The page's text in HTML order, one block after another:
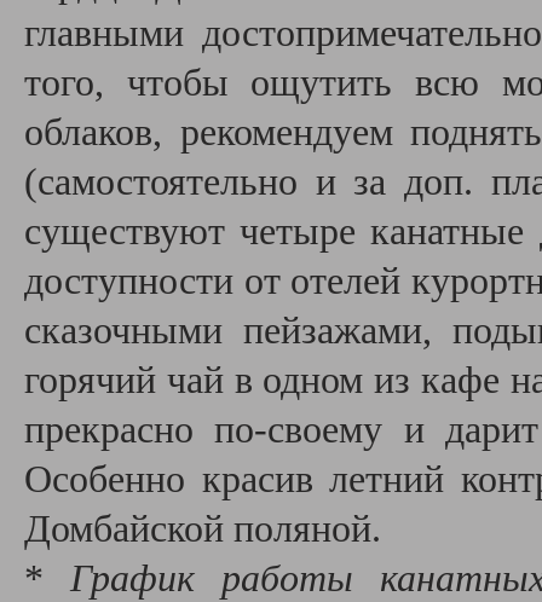
главными
того, чтобы ощутить всю
облаков, рекомендуем
(самостоятельно и за доп.
существуют четыре
доступности от отелей
сказочными пейзажами,
горячий чай в одном из кафе
прекрасно по-своему и
Особенно красив летний
Домбайской поляной.
* График работы